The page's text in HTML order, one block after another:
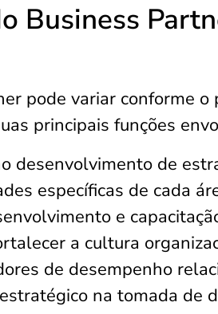
Business
pode variar conforme
principais funções
desenvolvimento de
específicas de cada
e
a cultura
de desempenho
na tomada de